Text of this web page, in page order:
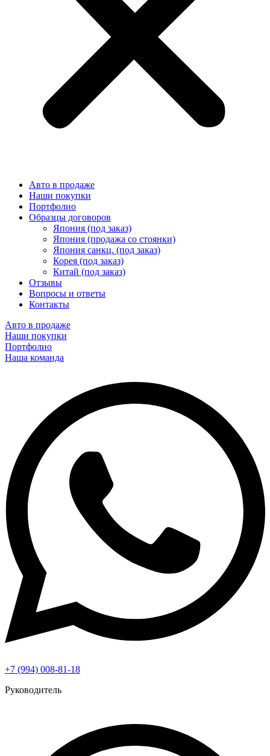
Авто в продаже
Наши покупки
Портфолио
Образцы договоров
Япония (под заказ)
Япония (продажа со стоянки)
Япония санкц. (под заказ)
Корея (под заказ)
Китай (под заказ)
Отзывы
Вопросы и ответы
Контакты
Авто в продаже
Наши покупки
Портфолио
Наша команда
+7 (994) 008-81-18
Руководитель